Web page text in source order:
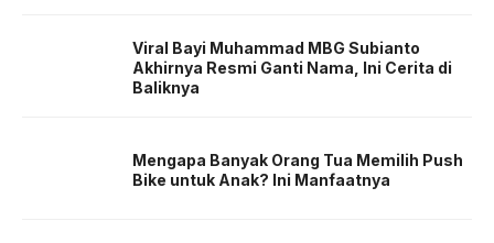
Viral Bayi Muhammad MBG Subianto
Akhirnya Resmi Ganti Nama, Ini Cerita di
Baliknya
Mengapa Banyak Orang Tua Memilih Push
Bike untuk Anak? Ini Manfaatnya